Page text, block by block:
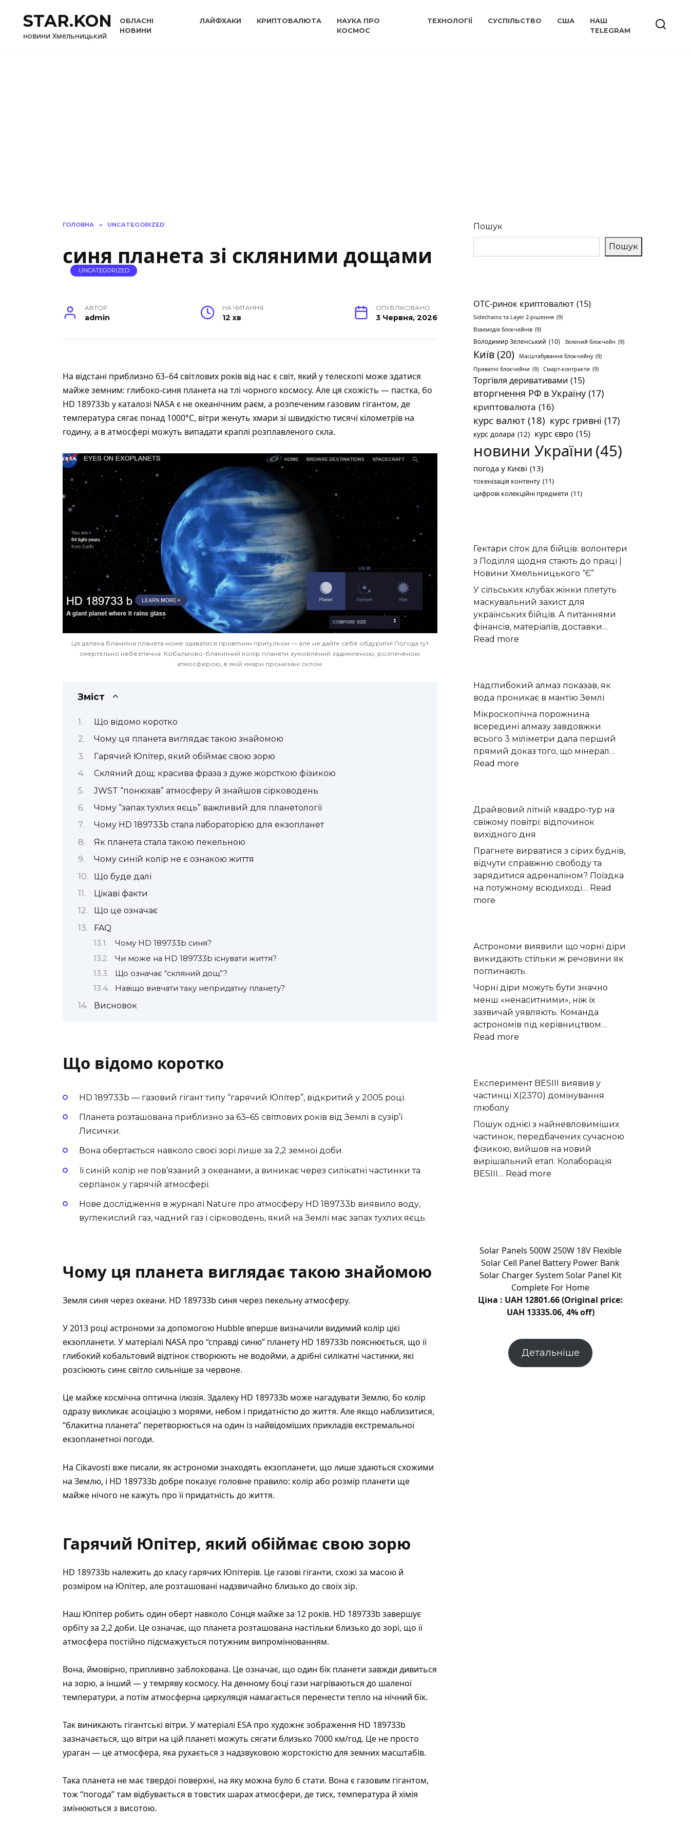
вмістуSTAR.KON
новини Хмельницький
ОБЛАСНІ
НОВИНИ
ЛАЙФХАКИ КРИПТОВАЛЮТА
НАУКА ПРО
КОСМОС
ТЕХНОЛОГІЇ СУСПІЛЬСТВО США
НАШ
TELEGRAM
ГОЛОВНА » UNCATEGORIZED
синя планета зі скляними дощами
UNCATEGORIZED
АВТОР
admin
НА ЧИТАННЯ
12 хв
ОПУБЛІКОВАНО
3 Червня, 2026
На відстані приблизно 63–64 світлових років від нас є світ, який у телескопі може здатися
майже земним: глибоко-синя планета на тлі чорного космосу. Але ця схожість — пастка, бо
HD 189733b у каталозі NASAє не океанічним раєм, а розпеченим газовим гігантом, де
температура сягає понад 1000°C, вітри женуть хмари зі швидкістю тисячі кілометрів на
годину, а в атмосфері можуть випадати краплі розплавленого скла.
Ця далека блакитна планета може здаватися привітним притулком — але не дайте себе обдурити! Погода тут
смертельно небезпечна. Кобальтово-блакитний колір планети зумовлений задимленою, розпеченою
атмосферою, в якій хмари пронизані склом.
Зміст
Що відомо коротко
Чому ця планета виглядає такою знайомою
Гарячий Юпітер, який обіймає свою зорю
Скляний дощ: красива фраза з дуже жорсткою фізикою
JWST “понюхав” атмосферу й знайшов сірководень
Чому “запах тухлих яєць” важливий для планетології
Чому HD 189733b стала лабораторією для екзопланет
Як планета стала такою пекельною
Чому синій колір не є ознакою життя
Що буде далі
Цікаві факти
Що це означає
FAQ
Чому HD 189733b синя?
Чи може на HD 189733b існувати життя?
Що означає “скляний дощ”?
Навіщо вивчати таку непридатну планету?
Висновок
Що відомо коротко
HD 189733b — газовий гігант типу “гарячий Юпітер”, відкритий у 2005 році.
Планета розташована приблизно за 63–65 світлових років від Землі в сузір’ї
Лисички.
Вона обертається навколо своєї зорі лише за 2,2 земної доби.
Її синій колір не пов’язаний з океанами, а виникає через силікатні частинки та
серпанок у гарячій атмосфері.
Нове дослідження в журналі Nature про атмосферу HD 189733b виявило воду,
вуглекислий газ, чадний газ і сірководень, який на Землі має запах тухлих яєць.
Чому ця планета виглядає такою знайомою
Земля синя через океани. HD 189733b синя через пекельну атмосферу.
У 2013 році астрономи за допомогою Hubble вперше визначили видимий колір цієї
екзопланети. У матеріалі NASA про “справді синю” планету HD 189733b пояснюється, що її
глибокий кобальтовий відтінок створюють не водойми, а дрібні силікатні частинки, які
розсіюють синє світло сильніше за червоне.
Це майже космічна оптична ілюзія. Здалеку HD 189733b може нагадувати Землю, бо колір
одразу викликає асоціацію з морями, небом і придатністю до життя. Але якщо наблизитися,
“блакитна планета” перетворюється на один із найвідоміших прикладів екстремальної
екзопланетної погоди.
На Cikavosti вже писали, якастрономи знаходять екзопланети, що лише здаються схожими
на Землю, і HD 189733b добре показує головне правило: колір або розмір планети ще
майже нічого не кажуть про її придатність до життя.
Гарячий Юпітер, який обіймає свою зорю
HD 189733b належить до класу гарячих Юпітерів. Це газові гіганти, схожі за масою й
розміром на Юпітер, але розташовані надзвичайно близько до своїх зір.
Наш Юпітер робить один оберт навколо Сонця майже за 12 років. HD 189733b завершує
орбіту за 2,2 доби. Це означає, що планета розташована настільки близько до зорі, що її
атмосфера постійно підсмажується потужним випромінюванням.
Вона, ймовірно, припливно заблокована. Це означає, що один бік планети завжди дивиться
на зорю, а інший — у темряву космосу. На денному боці гази нагріваються до шаленої
температури, а потім атмосферна циркуляція намагається перенести тепло на нічний бік.
Так виникають гігантські вітри. У матеріалі ESA про художнє зображення HD 189733b
зазначається, що вітри на цій планеті можуть сягати близько 7000 км/год. Це не просто
ураган — це атмосфера, яка рухається з надзвуковою жорстокістю для земних масштабів.
Така планета не має твердої поверхні, на яку можна було б стати. Вона є газовим гігантом,
тож “погода” там відбувається в товстих шарах атмосфери, де тиск, температура й хімія
змінюються з висотою.
Пошук
Пошук
OTC-ринок криптовалют (15)
Sidechains та Layer 2-рішення (9)
Взаємодія блокчейнів (9)
Володимир Зеленський (10) Зелений блокчейн (9)
Київ(20) Масштабування блокчейну (9)
Приватні блокчейни (9) Смарт-контракти (9)
Торгівля деривативами (15)
вторгнення РФ в Україну (17)
криптовалюта (16)
курс валют (18) курс гривні (17)
курс долара (12) курс євро (15)
новини України (45)
погода у Києві (13)
токенізація контенту (11)
цифрові колекційні предмети (11)
Гектари сіток для бійців: волонтери
з Поділля щодня стають до праці |
Новини Хмельницького “Є”
У сільських клубах жінки плетуть
маскувальний захист для
українських бійців. А питаннями
фінансів, матеріалів, доставки…
Read more
бійців:
волонтери
з
Поділля
щодня
стають
Хмельницького
“Є”
Надглибокий алмаз показав, як
вода проникає в мантію Землі
Мікроскопічна порожнина
всередині алмазу завдовжки
всього 3 міліметри дала перший
прямий доказ того, що мінерал…
Read more
як
вода
проникає
в
мантію
Землі
Драйвовий літній квадро-тур на
свіжому повітрі: відпочинок
вихідного дня
Прагнете вирватися з сірих буднів,
відчути справжню свободу та
зарядитися адреналіном? Поїздка
на потужному всюдиході… Read
more
тур
на
свіжому
повітрі:
відпочинок
вихідного
дня
Астрономи виявили що чорні діри
викидають стільки ж речовини як
поглинають
Чорні діри можуть бути значно
менш «ненаситними», ніж їх
зазвичай уявляють. Команда
астрономів під керівництвом…
Read more
чорні
діри
стільки
ж
речовини
як
поглинають
Експеримент BESIII виявив у
частинці X(2370) домінування
глюболу
Пошук однієї з найневловиміших
частинок, передбачених сучасною
фізикою, вийшов на новий
вирішальний етап. Колаборація
BESIII… Read more
X(2370)
домінування
глюболу
Solar Panels 500W 250W 18V Flexible
Solar Cell Panel Battery Power Bank
Solar Charger System Solar Panel Kit
Complete For Home
Ціна : UAH 12801.66 (Original price:
UAH 13335.06, 4% off)
Детальніше